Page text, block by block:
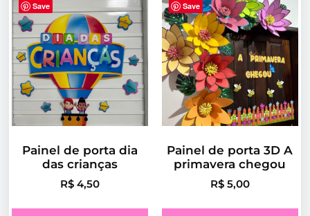
Save
Painel de porta dia
das crianças
R$ 4,50
Save
Painel de porta 3D A
primavera chegou
R$5,00